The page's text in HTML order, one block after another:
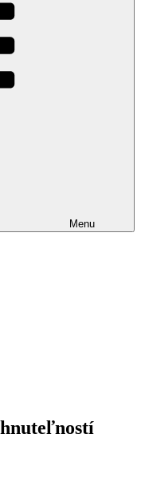
Menu